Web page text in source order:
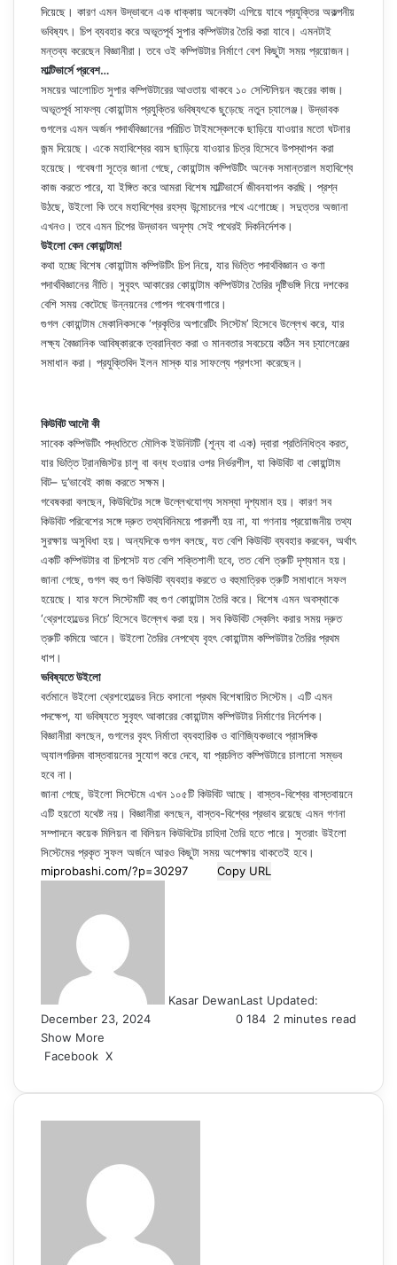
দিয়েছে। কারণ এমন উদ্ভাবনে এক ধাক্কায় অনেকটা এগিয়ে যাবে প্রযুক্তির অকল্পনীয়
ভবিষ্যৎ। চিপ ব্যবহার করে অভূতপূর্ব সুপার কম্পিউটার তৈরি করা যাবে। এমনটাই
মন্তব্য করেছেন বিজ্ঞানীরা। তবে ওই কম্পিউটার নির্মাণে বেশ কিছুটা সময় প্রয়োজন।
মাল্টিভার্সে প্রবেশ…
সময়ের আলোচিত সুপার কম্পিউটারের আওতায় থাকবে ১০ সেপ্টিলিয়ন বছরের কাজ।
অভূতপূর্ব সাফল্য কোয়ান্টাম প্রযুক্তির ভবিষ্যৎকে ছুড়েছে নতুন চ্যালেঞ্জ। উদ্ভাবক
গুগলের এমন অর্জন পদার্থবিজ্ঞানের পরিচিত টাইমস্কেলকে ছাড়িয়ে যাওয়ার মতো ঘটনার
জন্ম দিয়েছে। একে মহাবিশ্বের বয়স ছাড়িয়ে যাওয়ার চিত্র হিসেবে উপস্থাপন করা
হয়েছে। গবেষণা সূত্রে জানা গেছে, কোয়ান্টাম কম্পিউটিং অনেক সমান্তরাল মহাবিশ্বে
কাজ করতে পারে, যা ইঙ্গিত করে আমরা বিশেষ মাল্টিভার্সে জীবনযাপন করছি। প্রশ্ন
উঠছে, উইলো কি তবে মহাবিশ্বের রহস্য উন্মোচনের পথে এগোচ্ছে। সদুত্তর অজানা
এখনও। তবে এমন চিপের উদ্ভাবন অদৃশ্য সেই পথেরই দিকনির্দেশক।
উইলো কেন কোয়ান্টাম!
কথা হচ্ছে বিশেষ কোয়ান্টাম কম্পিউটিং চিপ নিয়ে, যার ভিত্তি পদার্থবিজ্ঞান ও কণা
পদার্থবিজ্ঞানের নীতি। সুবৃহৎ আকারের কোয়ান্টাম কম্পিউটার তৈরির দৃষ্টিভঙ্গি নিয়ে দশকের
বেশি সময় কেটেছে উন্নয়নের গোপন গবেষণাগারে।
গুগল কোয়ান্টাম মেকানিকসকে ‘প্রকৃতির অপারেটিং সিস্টেম’ হিসেবে উল্লেখ করে, যার
লক্ষ্য বৈজ্ঞানিক আবিষ্কারকে ত্বরান্বিত করা ও মানবতার সবচেয়ে কঠিন সব চ্যালেঞ্জের
সমাধান করা। প্রযুক্তিবিদ ইলন মাস্ক যার সাফল্যে প্রশংসা করেছেন।
কিউবিট আদৌ কী
সাবেক কম্পিউটিং পদ্ধতিতে মৌলিক ইউনিটটি (শূন্য বা এক) দ্বারা প্রতিনিধিত্ব করত,
যার ভিত্তি ট্রানজিস্টর চালু বা বন্ধ হওয়ার ওপর নির্ভরশীল, যা কিউবিট বা কোয়ান্টাম
বিট– দু’ভাবেই কাজ করতে সক্ষম।
গবেষকরা বলছেন, কিউবিটের সঙ্গে উল্লেখযোগ্য সমস্যা দৃশ্যমান হয়। কারণ সব
কিউবিট পরিবেশের সঙ্গে দ্রুত তথ্যবিনিময়ে পারদর্শী হয় না, যা গণনায় প্রয়োজনীয় তথ্য
সুরক্ষায় অসুবিধা হয়। অন্যদিকে গুগল বলছে, যত বেশি কিউবিট ব্যবহার করবেন, অর্থাৎ
একটি কম্পিউটার বা চিপসেট যত বেশি শক্তিশালী হবে, তত বেশি ত্রুটি দৃশ্যমান হয়।
জানা গেছে, গুগল বহু গুণ কিউবিট ব্যবহার করতে ও বহুমাত্রিক ত্রুটি সমাধানে সফল
হয়েছে। যার ফলে সিস্টেমটি বহু গুণ কোয়ান্টাম তৈরি করে। বিশেষ এমন অবস্থাকে
‘থ্রেশহোল্ডের নিচে’ হিসেবে উল্লেখ করা হয়। সব কিউবিট স্কেলিং করার সময় দ্রুত
ত্রুটি কমিয়ে আনে। উইলো তৈরির নেপথ্যে বৃহৎ কোয়ান্টাম কম্পিউটার তৈরির প্রথম
ধাপ।
ভবিষ্যতে উইলো
বর্তমানে উইলো থ্রেশহোল্ডের নিচে বসানো প্রথম বিশেষায়িত সিস্টেম। এটি এমন
পদক্ষেপ, যা ভবিষ্যতে সুবৃহৎ আকারের কোয়ান্টাম কম্পিউটার নির্মাণের নির্দেশক।
বিজ্ঞানীরা বলছেন, গুগলের বৃহৎ নির্মাতা ব্যবহারিক ও বাণিজ্যিকভাবে প্রাসঙ্গিক
অ্যালগরিদম বাস্তবায়নের সুযোগ করে দেবে, যা প্রচলিত কম্পিউটারে চালানো সম্ভব
হবে না।
জানা গেছে, উইলো সিস্টেমে এখন ১০৫টি কিউবিট আছে। বাস্তব-বিশ্বের বাস্তবায়নে
এটি হয়তো যথেষ্ট নয়। বিজ্ঞানীরা বলছেন, বাস্তব-বিশ্বের প্রভাব রয়েছে এমন গণনা
সম্পাদনে কয়েক মিলিয়ন বা বিলিয়ন কিউবিটের চাহিদা তৈরি হতে পারে। সুতরাং উইলো
সিস্টেমের প্রকৃত সুফল অর্জনে আরও কিছুটা সময় অপেক্ষায় থাকতেই হবে।
Copy URL
Kasar DewanLast Updated:
December 23, 2024
0 184 2 minutes read
Show More
Facebook X
Email